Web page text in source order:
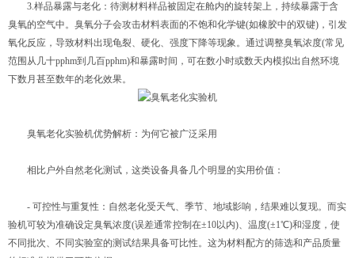
3.样品暴露与老化：待测材料样品被固定在舱内的旋转架上，持续暴露于含
臭氧的空气中。臭氧分子会攻击材料表面的不饱和化学键(如橡胶中的双键)，引发
氧化反应，导致材料出现龟裂、硬化、强度下降等现象。通过调整臭氧浓度(常见
范围从几十pphm到几百pphm)和暴露时间，可在数小时或数天内模拟出自然环境
下数月甚至数年的老化效果。
臭氧老化实验机优势解析：为何它被广泛采用
相比户外自然老化测试，这类设备具备几个明显的实用价值：
- 可控性与重复性：自然老化受天气、季节、地域影响，结果难以复现。而实
验机可较为准确设定臭氧浓度(误差通常控制在±10以内)、温度(±1℃)和湿度，使
不同批次、不同实验室的测试结果具备可比性。这为材料配方的筛选和产品质量